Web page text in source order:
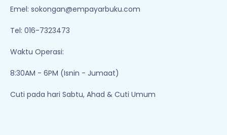
Emel: sokongan@empayarbuku.com
Tel: 016-7323473
Waktu Operasi:
8:30AM - 6PM (Isnin - Jumaat)
Cuti pada hari Sabtu, Ahad & Cuti Umum